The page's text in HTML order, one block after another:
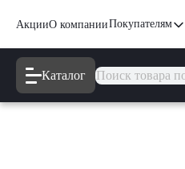
АкцииО компанииПокупателям
Каталог